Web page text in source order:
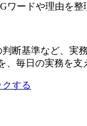
ワードや理由を
断基準など、実
毎日の実務を支
する